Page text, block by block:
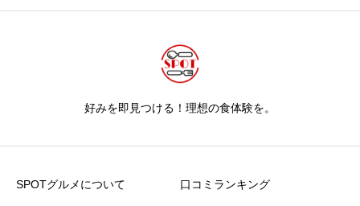
好みを即見つける！理想の食体験を。
SPOTグルメについて 口コミランキング